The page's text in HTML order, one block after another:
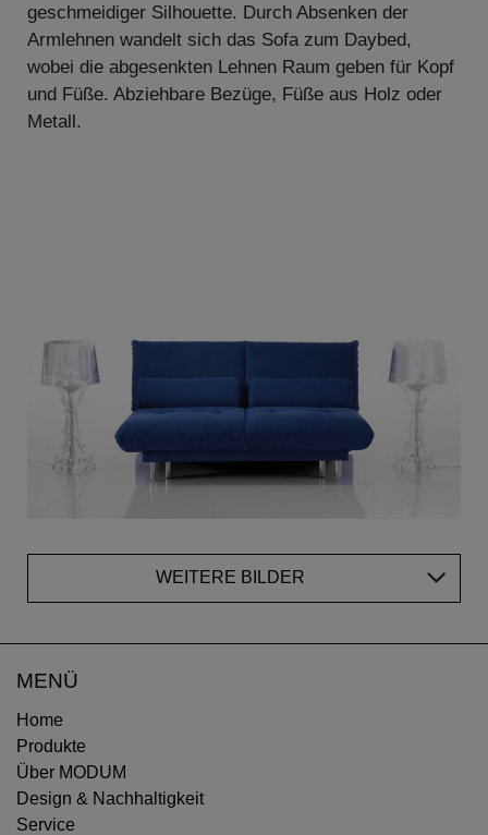
geschmeidiger Silhouette. Durch Absenken der
Armlehnen wandelt sich das Sofa zum Daybed,
wobei die abgesenkten Lehnen Raum geben für Kopf
und Füße. Abziehbare Bezüge, Füße aus Holz oder
Metall.
WEITERE BILDER
MENÜ
Home
Produkte
Über MODUM
Design & Nachhaltigkeit
Service